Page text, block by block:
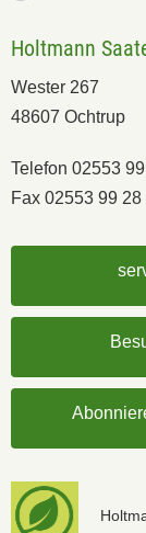
Holtmann
Wester 267
48607 Ochtrup
Telefon 02553
Fax 02553 99 28